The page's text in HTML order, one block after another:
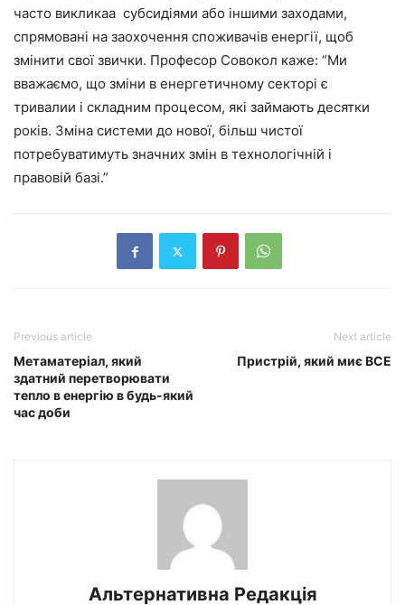
часто викликаа субсидіями або іншими заходами,
спрямовані на заохочення споживачів енергії, щоб
змінити свої звички. Професор Совокол каже: “Ми
вважаємо, що зміни в енергетичному секторі є
тривалии і складним процесом, які займають десятки
років. Зміна системи до нової, більш чистої
потребуватимуть значних змін в технологічній і
правовій базі.”
Previous article
Метаматеріал, який
здатний перетворювати
тепло в енергію в будь-який
час доби
Next article
Пристрій, який миє ВСЕ
Альтернативна Редакція